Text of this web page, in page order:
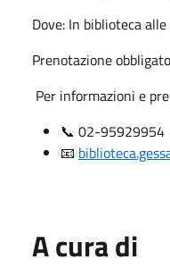
Dove: In biblioteca
Prenotazione
Per informazioni e
📞 02-95929954
📧
A cura di